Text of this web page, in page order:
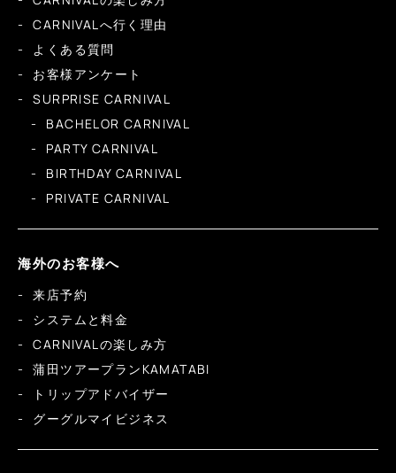
CARNIVALへ行く理由
よくある質問
お客様アンケート
SURPRISE CARNIVAL
BACHELOR CARNIVAL
PARTY CARNIVAL
BIRTHDAY CARNIVAL
PRIVATE CARNIVAL
海外のお客様へ
来店予約
システムと料金
CARNIVALの楽しみ方
蒲田ツアープランKAMATABI
トリップアドバイザー
グーグルマイビジネス